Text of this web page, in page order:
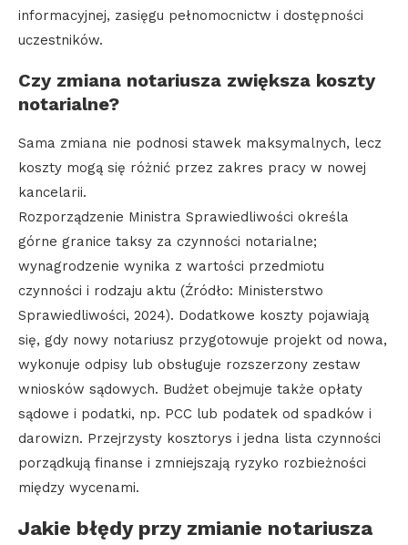
informacyjnej, zasięgu pełnomocnictw i dostępności
uczestników.
Czy zmiana notariusza zwiększa koszty
notarialne?
Sama zmiana nie podnosi stawek maksymalnych, lecz
koszty mogą się różnić przez zakres pracy w nowej
kancelarii.
Rozporządzenie Ministra Sprawiedliwości określa
górne granice taksy za czynności notarialne;
wynagrodzenie wynika z wartości przedmiotu
czynności i rodzaju aktu (Źródło: Ministerstwo
Sprawiedliwości, 2024). Dodatkowe koszty pojawiają
się, gdy nowy notariusz przygotowuje projekt od nowa,
wykonuje odpisy lub obsługuje rozszerzony zestaw
wniosków sądowych. Budżet obejmuje także opłaty
sądowe i podatki, np. PCC lub podatek od spadków i
darowizn. Przejrzysty kosztorys i jedna lista czynności
porządkują finanse i zmniejszają ryzyko rozbieżności
między wycenami.
Jakie błędy przy zmianie notariusza